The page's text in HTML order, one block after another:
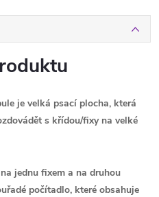
je velká psací plocha, která
s křídou/fixy na velké
jednu fixem a na druhou
počítadlo, které obsahuje